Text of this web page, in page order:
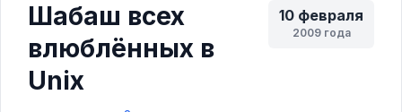
10 февраля
2009 года
Шабаш всех
влюблённых в
Unix